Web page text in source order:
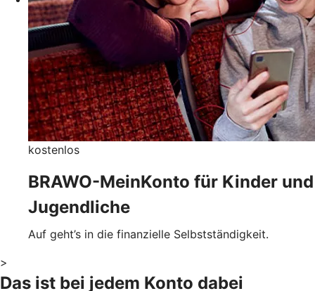
kostenlos
BRAWO-MeinKonto für Kinder und
Jugendliche
Auf geht’s in die finanzielle Selbstständigkeit.
>
Das ist bei jedem Konto dabei